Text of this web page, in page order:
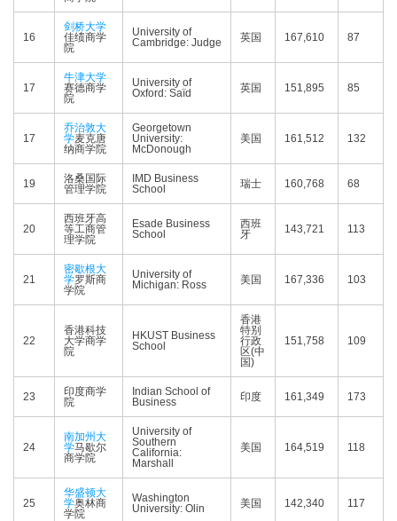
16
剑桥大学
佳绩商学
院
University of
Cambridge: Judge
英国 167,610 87
17
牛津大学
赛德商学
院
University of
Oxford: Saïd
英国 151,895 85
17
乔治敦大
学麦克唐
纳商学院
Georgetown
University:
McDonough
美国 161,512 132
19
洛桑国际
管理学院
IMD Business
School
瑞士 160,768 68
20
西班牙高
等工商管
理学院
Esade Business
School
西班
牙
143,721 113
21
密歇根大
学罗斯商
学院
University of
Michigan: Ross
美国 167,336 103
22
香港科技
大学商学
院
HKUST Business
School
香港
特别
行政
区(中
国)
151,758 109
23
印度商学
院
Indian School of
Business
印度 161,349 173
24
南加州大
学马歇尔
商学院
University of
Southern
California:
Marshall
美国 164,519 118
25
华盛顿大
学奥林商
学院
Washington
University: Olin
美国 142,340 117